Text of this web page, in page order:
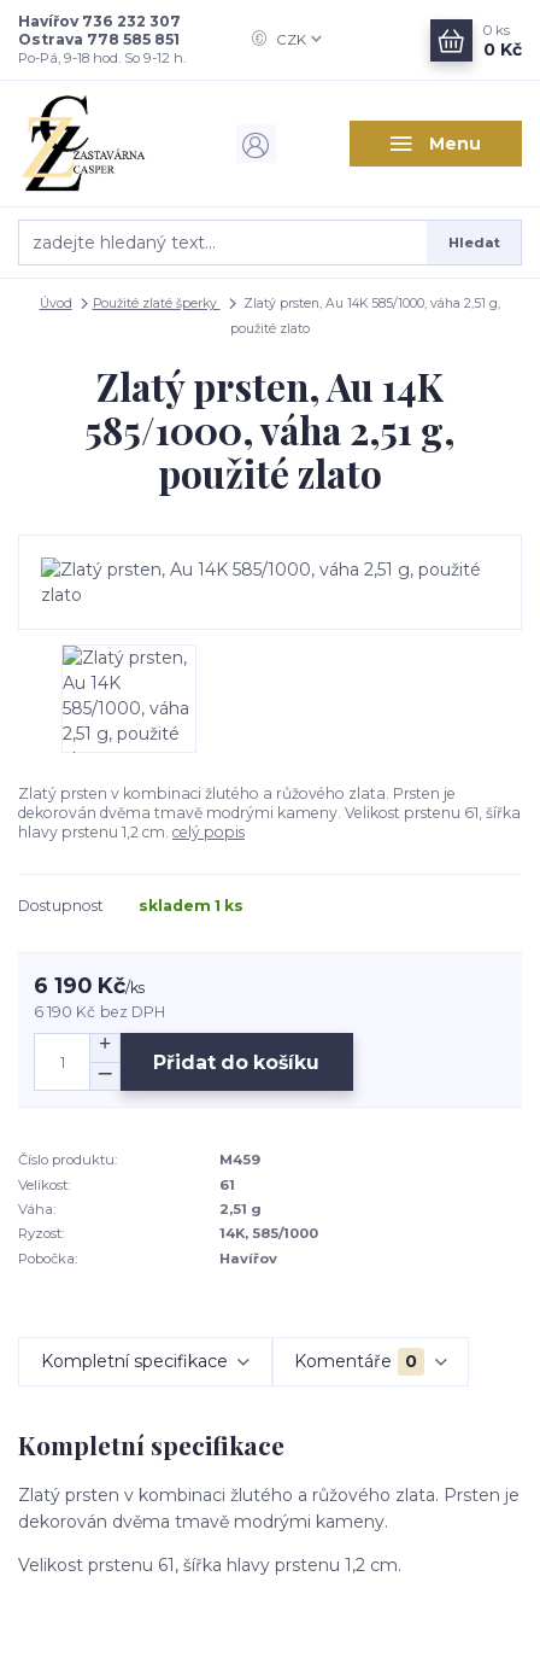
Menu
CZK
Hledat
Havířov 736 232 307
Ostrava 778 585 851
Po-Pá, 9-18 hod. So 9-12 h.
0 ks
0 Kč
Úvod Použité zlaté šperky
Zlatý prsten, Au 14K 585/1000, váha 2,51 g,
použité zlato
Zlatý prsten, Au 14K
585/1000, váha 2,51 g,
použité zlato
Zlatý prsten v kombinaci žlutého a růžového zlata. Prsten je
dekorován dvěma tmavě modrými kameny. Velikost prstenu 61, šířka
hlavy prstenu 1,2 cm. celý popis
Dostupnost skladem 1 ks
6 190 Kč/ks
6 190 Kč bez DPH
Přidat do košíku
Číslo produktu:
M459
Velikost:
61
Váha:
2,51 g
Ryzost:
14K, 585/1000
Pobočka:
Havířov
Kompletní specifikace Komentáře 0
Kompletní specifikace
Zlatý prsten v kombinaci žlutého a růžového zlata. Prsten je
dekorován dvěma tmavě modrými kameny.
Velikost prstenu 61, šířka hlavy prstenu 1,2 cm.